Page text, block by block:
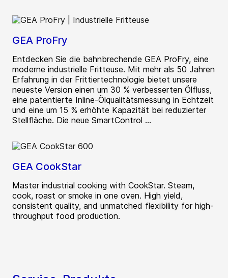
GEA ProFry
Entdecken Sie die bahnbrechende GEA ProFry, eine
moderne industrielle Fritteuse. Mit mehr als 50 Jahren
Erfahrung in der Frittiertechnologie bietet unsere
neueste Version einen um 30 % verbesserten Ölfluss,
eine patentierte Inline-Ölqualitätsmessung in Echtzeit
und eine um 15 % erhöhte Kapazität bei reduzierter
Stellfläche. Die neue SmartControl ...
GEA CookStar
Master industrial cooking with CookStar. Steam,
cook, roast or smoke in one oven. High yield,
consistent quality, and unmatched flexibility for high-
throughput food production.